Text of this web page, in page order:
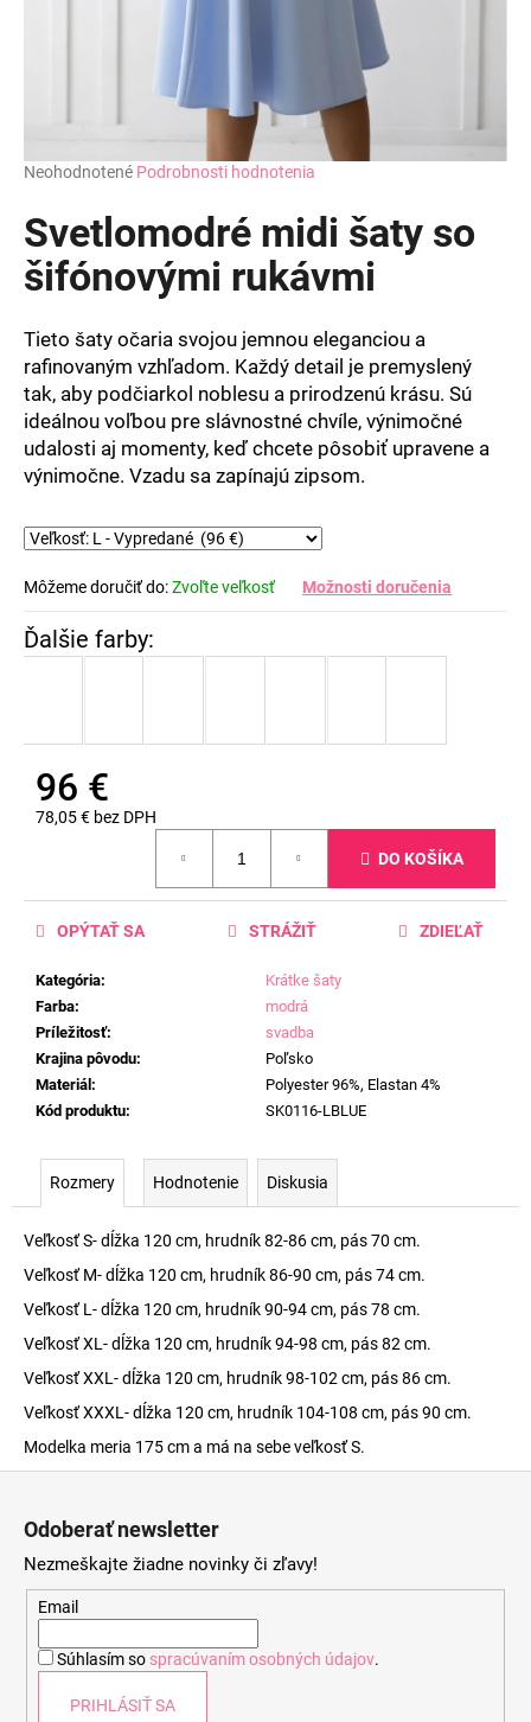
Priemerné
produktu
je
0,0
z
hviezdičiek.
Neohodnotené Podrobnosti hodnotenia
Svetlomodré midi šaty so
šifónovými rukávmi
Tieto šaty očaria svojou jemnou eleganciou a
rafinovaným vzhľadom. Každý detail je premyslený
tak, aby podčiarkol noblesu a prirodzenú krásu. Sú
ideálnou voľbou pre slávnostné chvíle, výnimočné
udalosti aj momenty, keď chcete pôsobiť upravene a
výnimočne. Vzadu sa zapínajú zipsom.
Môžeme doručiť do:Zvoľte veľkosť Možnosti doručenia
96 €
78,05 € bez DPH
DO KOŠÍKA
Kategória:
Krátke šaty
Farba:
modrá
Príležitosť:
svadba
Krajina pôvodu:
Poľsko
Materiál :
Polyester 96%, Elastan 4%
Kód produktu: SK0116-LBLUE
OPÝTAŤ SA STRÁŽIŤ ZDIEĽAŤ
Rozmery Hodnotenie Diskusia
Veľkosť S- dĺžka 120 cm, hrudník 82-86 cm, pás 70 cm.
Veľkosť M- dĺžka 120 cm, hrudník 86-90 cm, pás 74 cm.
Veľkosť L- dĺžka 120 cm, hrudník 90-94 cm, pás 78 cm.
Veľkosť XL- dĺžka 120 cm, hrudník 94-98 cm, pás 82 cm.
Veľkosť XXL- dĺžka 120 cm, hrudník 98-102 cm, pás 86 cm.
Veľkosť XXXL- dĺžka 120 cm, hrudník 104-108 cm, pás 90 cm.
Modelka meria 175 cm a má na sebe veľkosť S.
Odoberať newsletter
Nezmeškajte žiadne novinky či zľavy!
Email
Súhlasím so spracúvaním osobných údajov.
PRIHLÁSIŤ SA